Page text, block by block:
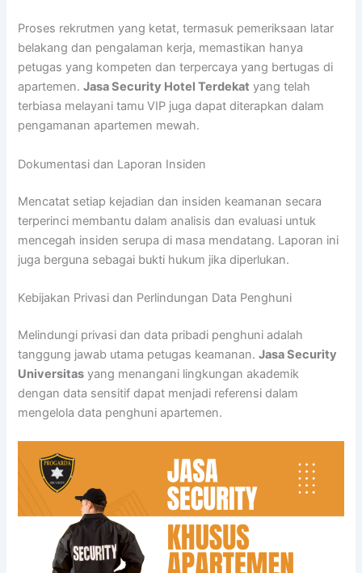
Proses rekrutmen yang ketat, termasuk pemeriksaan latar
belakang dan pengalaman kerja, memastikan hanya
petugas yang kompeten dan terpercaya yang bertugas di
apartemen.Jasa Security Hotel Terdekat yang telah
terbiasa melayani tamu VIP juga dapat diterapkan dalam
pengamanan apartemen mewah.
Dokumentasi dan Laporan Insiden
Mencatat setiap kejadian dan insiden keamanan secara
terperinci membantu dalam analisis dan evaluasi untuk
mencegah insiden serupa di masa mendatang. Laporan ini
juga berguna sebagai bukti hukum jika diperlukan.
Kebijakan Privasi dan Perlindungan Data Penghuni
Melindungi privasi dan data pribadi penghuni adalah
tanggung jawab utama petugas keamanan.Jasa Security
Universitas yang menangani lingkungan akademik
dengan data sensitif dapat menjadi referensi dalam
mengelola data penghuni apartemen.